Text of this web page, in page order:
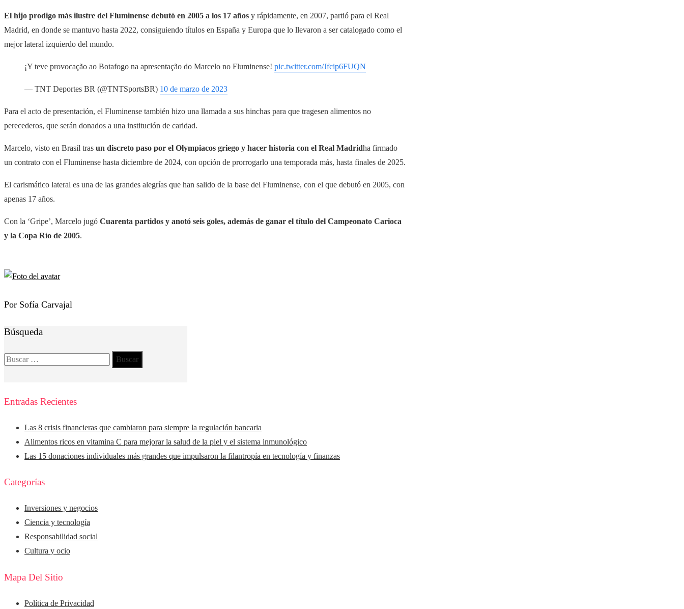
El hijo prodigo más ilustre del Fluminense debutó en 2005 a los 17 años y rápidamente, en 2007, partió para el Real
Madrid, en donde se mantuvo hasta 2022, consiguiendo títulos en España y Europa que lo llevaron a ser catalogado como el
mejor lateral izquierdo del mundo.
¡Y teve provocação ao Botafogo na apresentação do Marcelo no Fluminense! pic.twitter.com/Jfcip6FUQN
— TNT Deportes BR (@TNTSportsBR) 10 de marzo de 2023
Para el acto de presentación, el Fluminense también hizo una llamada a sus hinchas para que tragesen alimentos no
perecederos, que serán donados a una institución de caridad.
Marcelo, visto en Brasil tras un discreto paso por el Olympiacos griego y hacer historia con el Real Madridha firmado
un contrato con el Fluminense hasta diciembre de 2024, con opción de prorrogarlo una temporada más, hasta finales de 2025.
El carismático lateral es una de las grandes alegrías que han salido de la base del Fluminense, con el que debutó en 2005, con
apenas 17 años.
Con la ‘Gripe’, Marcelo jugó Cuarenta partidos y anotó seis goles, además de ganar el título del Campeonato Carioca
y la Copa Río de 2005.
Por Sofía Carvajal
Búsqueda
Buscar:
Entradas Recientes
Las 8 crisis financieras que cambiaron para siempre la regulación bancaria
Alimentos ricos en vitamina C para mejorar la salud de la piel y el sistema inmunológico
Las 15 donaciones individuales más grandes que impulsaron la filantropía en tecnología y finanzas
Categorías
Inversiones y negocios
Ciencia y tecnología
Responsabilidad social
Cultura y ocio
Mapa Del Sitio
Política de Privacidad